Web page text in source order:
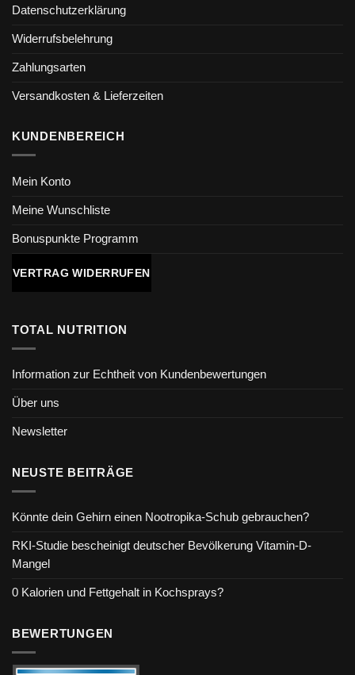
Datenschutzerklärung
Widerrufsbelehrung
Zahlungsarten
Versandkosten & Lieferzeiten
KUNDENBEREICH
Mein Konto
Meine Wunschliste
Bonuspunkte Programm
VERTRAG WIDERRUFEN
TOTAL NUTRITION
Information zur Echtheit von Kundenbewertungen
Über uns
Newsletter
NEUSTE BEITRÄGE
Könnte dein Gehirn einen Nootropika-Schub gebrauchen?
RKI-Studie bescheinigt deutscher Bevölkerung Vitamin-D-
Mangel
0 Kalorien und Fettgehalt in Kochsprays?
BEWERTUNGEN